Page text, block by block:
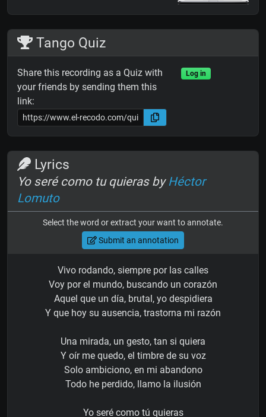
Tango Quiz
Share this recording as a Quiz with
your friends by sending them this
link:
Log in
Lyrics
Yo seré como tu quieras byHéctor
Lomuto
Select the word or extract your want to annotate.
Submit an annotation
Vivo rodando, siempre por las calles
Voy por el mundo, buscando un corazón
Aquel que un día, brutal, yo despidiera
Y que hoy su ausencia, trastorna mi razón
Una mirada, un gesto, tan si quiera
Y oír me quedo, el timbre de su voz
Solo ambiciono, en mi abandono
Todo he perdido, llamo la ilusión
Yo seré como tú quieras